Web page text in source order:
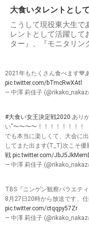
大食いタレントとし
こうして現役東大生で
レントとして活躍して
ター』、『モニタリン
2021年もたくさん食べます💙
pic.twitter.com/bTmcRwXAtl
— 中澤 莉佳子
#大食い女王決定戦2020 あり
い"〜〜〜〜！！！！！！！！
でも本当に楽しくて、大会に
してまた出ます(T_T)次こそ優
戦 pic.twitter.com/
— 中澤 莉佳子
TBS『ニンゲン観察バラエテ
8月27日20時から放送です、
pic.twitter.com/ctqqpy57Zr
— 中澤 莉佳子